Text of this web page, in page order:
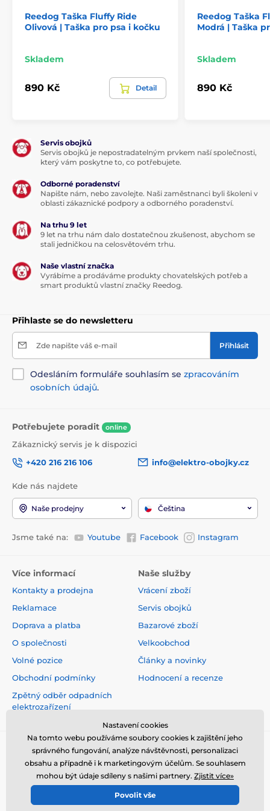
Použité materiály:
neprofoukne a odpuzuje vlhkost.
otvoru pro hlavu, které si váš mazlíček zamiluje.
Polyesterové rouno & PUR pěna:Výplň, která drží
Kvalitní kování:Chromované kovové prvky v
kontrastu s černou látkou dodávají tašce luxusní
Tabulka velikostí Reedog:
Rozměr
Vnější
rozměry
Hmotnost
Max. váha
Velikost
40 x 20 x 30
730 g
Tabulka rozměrů:
Reedog Taška Fluffy Ride
Olivová | Taška pro psa i kočku
Skladem
890 Kč Detail
Reedog Taška
Modrá | Taška
Skladem
890 Kč
Servis obojků
Servis obojků je nepostradatelným prvkem naší společnosti,
který vám poskytne to, co potřebujete.
Odborné poradenství
Napište nám, nebo zavolejte. Naši zaměstnanci byli školeni v
oblasti zákaznické podpory a odborného poradenství.
Na trhu 9 let
9 let na trhu nám dalo dostatečnou zkušenost, abychom se
stali jedničkou na celosvětovém trhu.
Naše vlastní značka
Vyrábíme a prodáváme produkty chovatelských potřeb a
smart produktů vlastní značky Reedog.
Přihlaste se do newsletteru
Zde napište váš e-mail Přihlásit
Odesláním formuláře souhlasím se zpracováním
osobních údajů.
Potřebujete poradit online
Zákaznický servis je k dispozici
+420 216 216 106
info@elektro-obojky.cz
Kde nás najdete
Naše prodejny Čeština
Jsme také na: Youtube Facebook Instagram
Více informací
Kontakty a prodejna
Reklamace
Doprava a platba
O společnosti
Volné pozice
Obchodní podmínky
Zpětný odběr odpadních
elektrozařízení
Naše služby
Vrácení zboží
Servis obojků
Bazarové zboží
Velkoobchod
Články a novinky
Hodnocení a recenze
© 2026 www.elektro-obojky.cz ⦁ E-shop vytvořila
Nastavení cookies
Na tomto webu používáme soubory cookies k zajištění jeho
správného fungování, analýze návštěvnosti, personalizaci
obsahu a případně i k marketingovým účelům. Se souhlasem
mohou být údaje sdíleny s našimi partnery. Zjistit více»
Povolit vše